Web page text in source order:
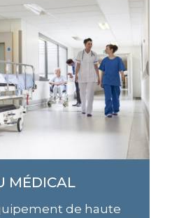
MÉDICAL
de haute